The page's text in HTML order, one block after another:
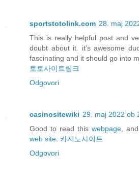
sportstotolink.com 28. maj
This is really helpful post and
doubt about it. it’s awesome
fascinating and it should go into
토토사이트링크
Odgovori
casinositewiki 29. maj 2022 ob
Good to read this webpage,
web site 카지노사이트
Odgovori